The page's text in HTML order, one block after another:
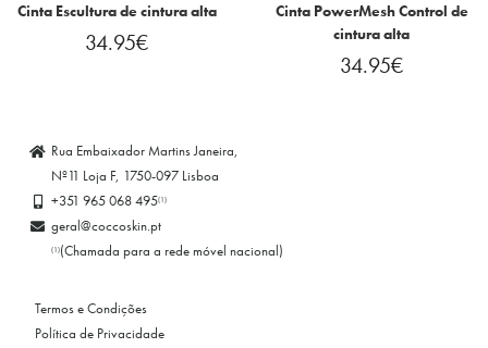
Cinta Escultura de cintura alta
34.95€
Cinta PowerMesh Control de
cintura alta
34.95€
Rua Embaixador Martins Janeira,
Nº11 Loja F, 1750-097 Lisboa
+351 965 068 495(1)
geral@coccoskin.pt
(1)(Chamada para a rede móvel nacional)
Termos e Condições
Política de Privacidade